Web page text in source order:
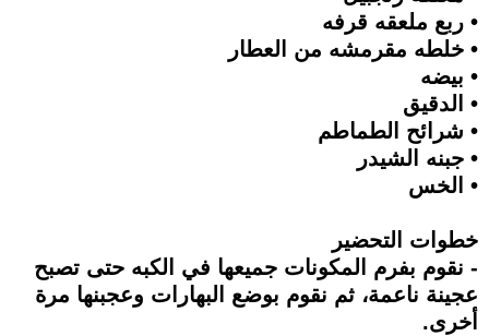
• ربع ملعقه قرفه
• خلطه مقرمشه من العطار
• بيضه
• الدقيق
• شرائح الطماطم
• جبنه الشيدر
• الخس
خطوات التحضير
- نقوم بفرم المكونات جميعها في الكبه حتى تصبح
عجينة ناعمة، ثم نقوم بوضع البهارات وعجبنها مرة
أخرى.